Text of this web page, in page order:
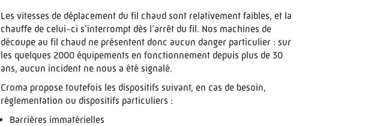
Les vitesses de déplacement du fil chaud sont relativement faibles, et la
chauffe de celui-ci s’interrompt dès l’arrêt du fil. Nos machines de
découpe au fil chaud ne présentent donc aucun danger particulier : sur
les quelques 2000 équipements en fonctionnement depuis plus de 30
ans, aucun incident ne nous a été signalé.
Croma propose toutefois les dispositifs suivant, en cas de besoin,
réglementation ou dispositifs particuliers :
Barrières immatérielles